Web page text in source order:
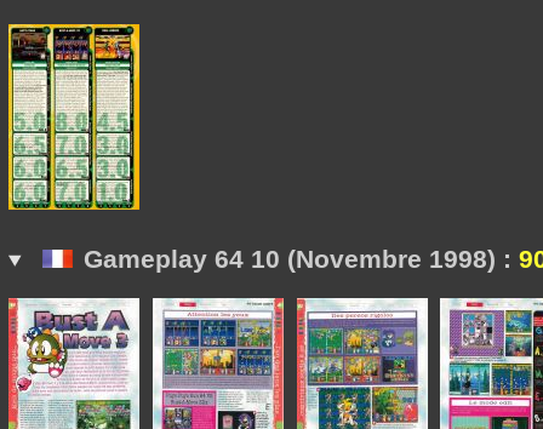
Gameplay 64 10 (Novembre 1998) :